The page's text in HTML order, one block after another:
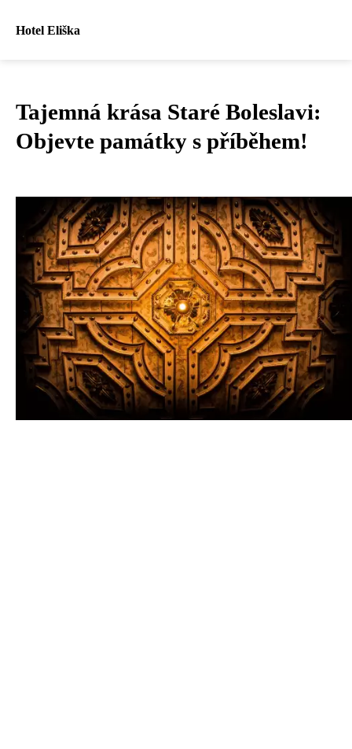
Hotel Eliška
Tajemná krása Staré Boleslavi:
Objevte památky s příběhem!